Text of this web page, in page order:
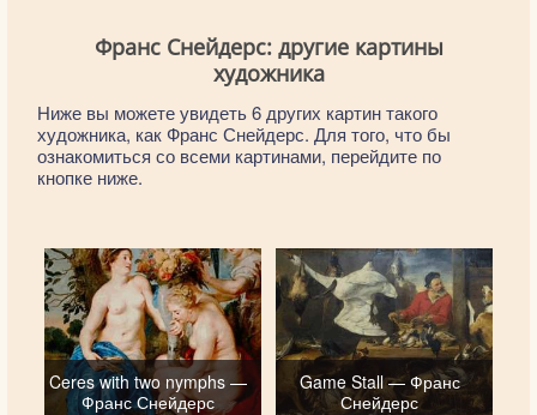
Франс Снейдерс: другие картины
художника
Ниже вы можете увидеть 6 других картин такого
художника, как Франс Снейдерс. Для того, что бы
ознакомиться со всеми картинами, перейдите по
кнопке ниже.
Ceres with two nymphs —
Франс Снейдерс
Game Stall — Франс
Снейдерс